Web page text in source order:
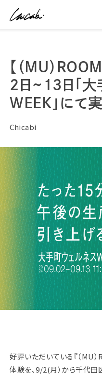
【（MU）
2日~13日「大
WEEK」にて
Chicabi
好評いただいている『（MU）
体験を、9/2(月）から千代